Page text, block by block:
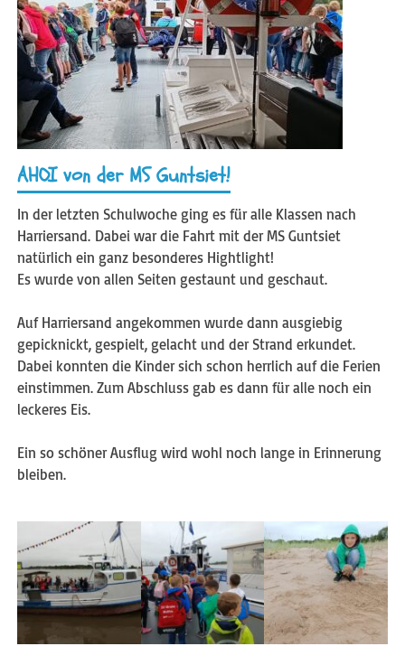
AHOI von der MS Guntsiet!
In der letzten Schulwoche ging es für alle Klassen nach
Harriersand. Dabei war die Fahrt mit der MS Guntsiet
natürlich ein ganz besonderes Hightlight!
Es wurde von allen Seiten gestaunt und geschaut.
Auf Harriersand angekommen wurde dann ausgiebig
gepicknickt, gespielt, gelacht und der Strand erkundet.
Dabei konnten die Kinder sich schon herrlich auf die Ferien
einstimmen. Zum Abschluss gab es dann für alle noch ein
leckeres Eis.
Ein so schöner Ausflug wird wohl noch lange in Erinnerung
bleiben.